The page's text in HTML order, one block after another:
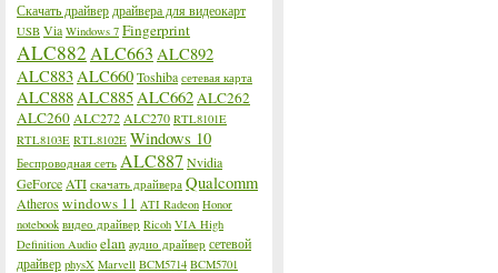
Скачать драйвер драйвера для видеокарт
USB Via Windows 7 Fingerprint
ALC882 ALC663 ALC892
ALC883ALC660Toshiba сетевая карта
ALC888ALC885ALC662ALC262
ALC260 ALC272 ALC270 RTL8101E
RTL8103E RTL8102E Windows 10
Беспроводная сеть ALC887 Nvidia
GeForce ATI скачать драйвера Qualcomm
Atheroswindows 11 ATI Radeon Honor
notebook видео драйвер Ricoh VIA High
Definition Audio elan аудио драйвер сетевой
драйвер physX Marvell BCM5714 BCM5701